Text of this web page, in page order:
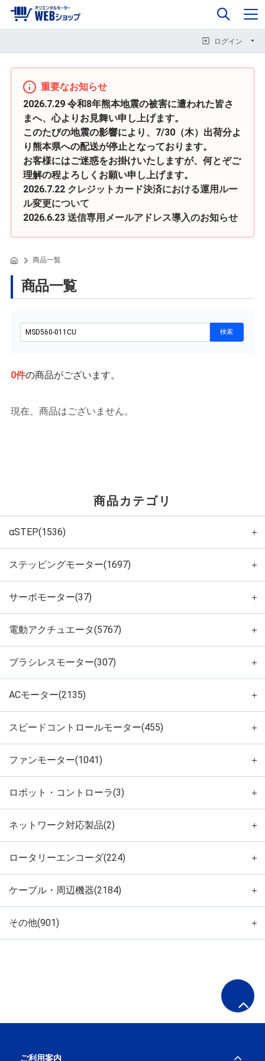
企業情報
ログイン
カート 0
重要なお知らせ
2026.7.29 令和8年熊本地震の被害に遭われた皆さ
まへ、心よりお見舞い申し上げます。
このたびの地震の影響により、7/30（木）出荷分よ
り熊本県への配送が停止となっております。
お客様にはご迷惑をお掛けいたしますが、何とぞご
理解の程よろしくお願い申し上げます。
2026.7.22 クレジットカード決済における運用ルー
ル変更について
2026.6.23 送信専用メールアドレス導入のお知らせ
商品一覧
商品一覧
0件の商品がございます。
現在、商品はございません。
商品カテゴリ
αSTEP(1536) ＋
ステッピングモーター(1697) ＋
サーボモーター(37) ＋
電動アクチュエータ(5767) ＋
ブラシレスモーター(307) ＋
ACモーター(2135) ＋
スピードコントロールモーター(455) ＋
ファンモーター(1041) ＋
ロボット・コントローラ(3) ＋
ネットワーク対応製品(2) ＋
ロータリーエンコーダ(224) ＋
ケーブル・周辺機器(2184) ＋
その他(901) ＋
ご利用案内